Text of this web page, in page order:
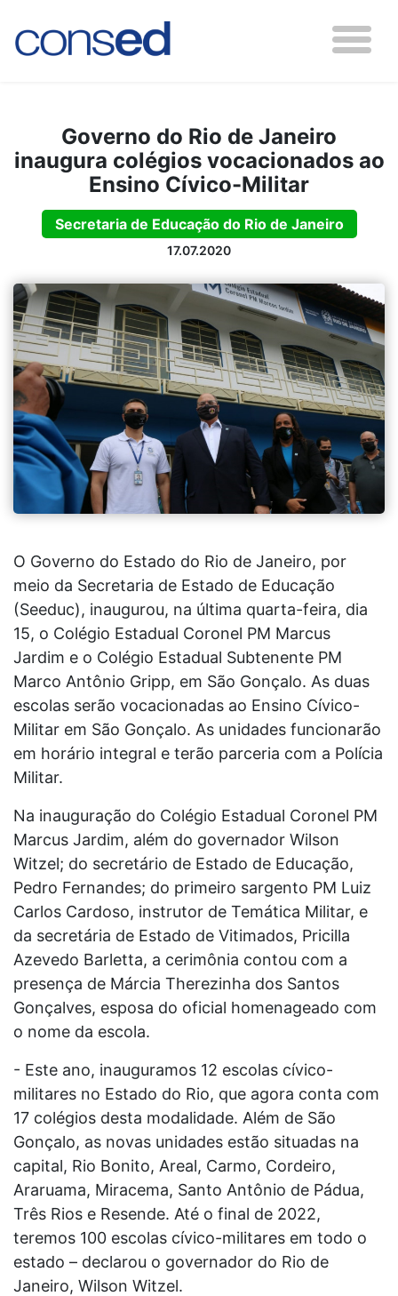
Governo do Rio de Janeiro
inaugura colégios vocacionados ao
Ensino Cívico-Militar
Secretaria de Educação do Rio de Janeiro
17.07.2020
O Governo do Estado do Rio de Janeiro, por
meio da Secretaria de Estado de Educação
(Seeduc), inaugurou, na última quarta-feira, dia
15, o Colégio Estadual Coronel PM Marcus
Jardim e o Colégio Estadual Subtenente PM
Marco Antônio Gripp, em São Gonçalo. As duas
escolas serão vocacionadas ao Ensino Cívico-
Militar em São Gonçalo. As unidades funcionarão
em horário integral e terão parceria com a Polícia
Militar.
Na inauguração do Colégio Estadual Coronel PM
Marcus Jardim, além do governador Wilson
Witzel; do secretário de Estado de Educação,
Pedro Fernandes; do primeiro sargento PM Luiz
Carlos Cardoso, instrutor de Temática Militar, e
da secretária de Estado de Vitimados, Pricilla
Azevedo Barletta, a cerimônia contou com a
presença de Márcia Therezinha dos Santos
Gonçalves, esposa do oficial homenageado com
o nome da escola.
- Este ano, inauguramos 12 escolas cívico-
militares no Estado do Rio, que agora conta com
17 colégios desta modalidade. Além de São
Gonçalo, as novas unidades estão situadas na
capital, Rio Bonito, Areal, Carmo, Cordeiro,
Araruama, Miracema, Santo Antônio de Pádua,
Três Rios e Resende. Até o final de 2022,
teremos 100 escolas cívico-militares em todo o
estado – declarou o governador do Rio de
Janeiro, Wilson Witzel.